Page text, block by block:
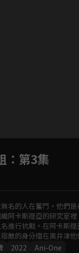
：第3集
名的人在奮鬥。他們
阿卡斯提亞的研究室
進行抗戰。在阿卡斯
敵的身分擋在黑井津
家們的日常生活故事。
2022 Ani-One